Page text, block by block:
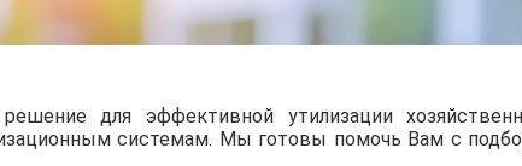
для эффективной утилизации
системам. Мы готовы помочь Вам с